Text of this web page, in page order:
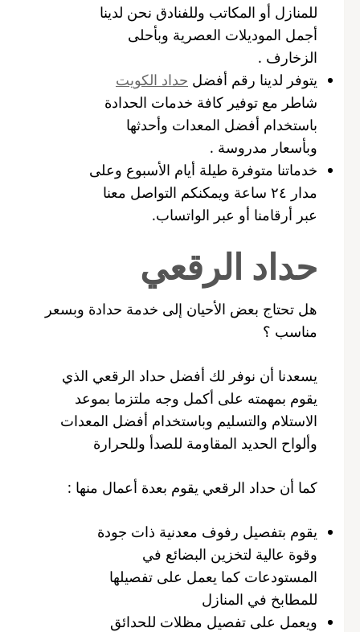
للمنازل أو المكاتب وللفنادق نحن لدينا
أجمل الموديلات العصرية وبأحلى
الزخارف .
يتوفر لدينا رقم أفضل حداد الكويت
شاطر مع توفير كافة خدمات الحدادة
باستخدام أفضل المعدات وأحدثها
وبأسعار مدروسة .
خدماتنا متوفرة طيلة أيام الأسبوع وعلى
مدار ٢٤ ساعة ويمكنكم التواصل معنا
عبر أرقامنا أو عبر الواتساب.
حداد الرقعي
هل تحتاج بعض الأحيان إلى خدمة حدادة وبسعر
مناسب ؟
يسعدنا أن نوفر لك أفضل حداد الرقعي الذي
يقوم بمهمته على أكمل وجه ملتزما بموعد
الاستلام والتسليم وباستخدام أفضل المعدات
وألواح الحديد المقاومة للصدأ وللحرارة
كما أن حداد الرقعي يقوم بعدة أعمال منها :
يقوم بتفصيل رفوف معدنية ذات جودة
وقوة عالية لتخزين البضائع في
المستودعات كما يعمل على تفصيلها
للمطابخ في المنازل
ويعمل على تفصيل مظلات للحدائق